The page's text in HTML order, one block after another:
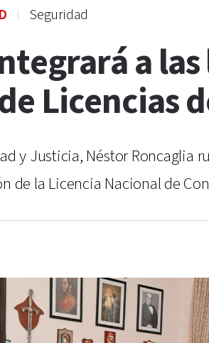
Seguridad
a
Licencias
y Justicia, Néstor Roncaglia
de la Licencia Nacional de